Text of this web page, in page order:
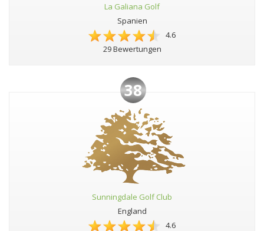
La Galiana Golf
Spanien
4.6
29 Bewertungen
38
Sunningdale Golf Club
England
4.6